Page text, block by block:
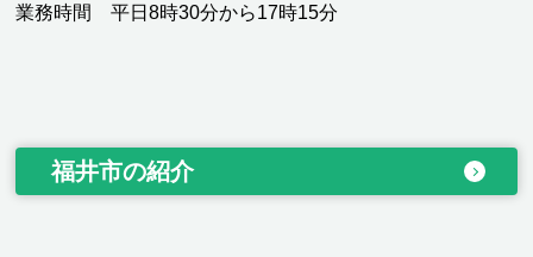
業務時間 平日8時30分から17時15分
福井市の紹介